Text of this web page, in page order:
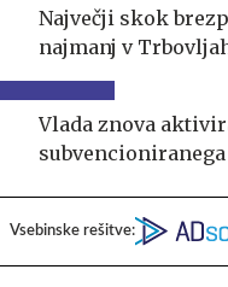
Največji skok
najmanj v
Vlada znova
Vsebinske rešitve: